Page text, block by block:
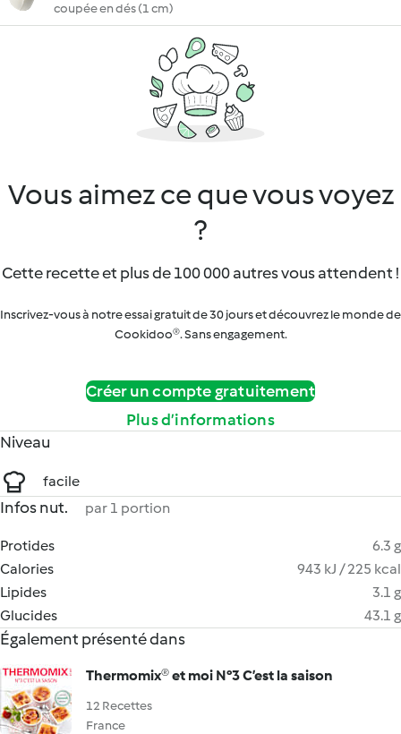
coupée en dés (1 cm)
Vous aimez ce que vous voyez
?
Cette recette et plus de 100 000 autres vous attendent !
Inscrivez-vous à notre essai gratuit de 30 jours et découvrez le monde de
Cookidoo®. Sans engagement.
Créer un compte gratuitement
Plus d’informations
Niveau
facile
Infos nut. par 1 portion
Protides
6.3 g
Calories
943 kJ / 225 kcal
Lipides
3.1 g
Glucides
43.1 g
Également présenté dans
Thermomix® et moi N°3 C’est la saison
12 Recettes
France